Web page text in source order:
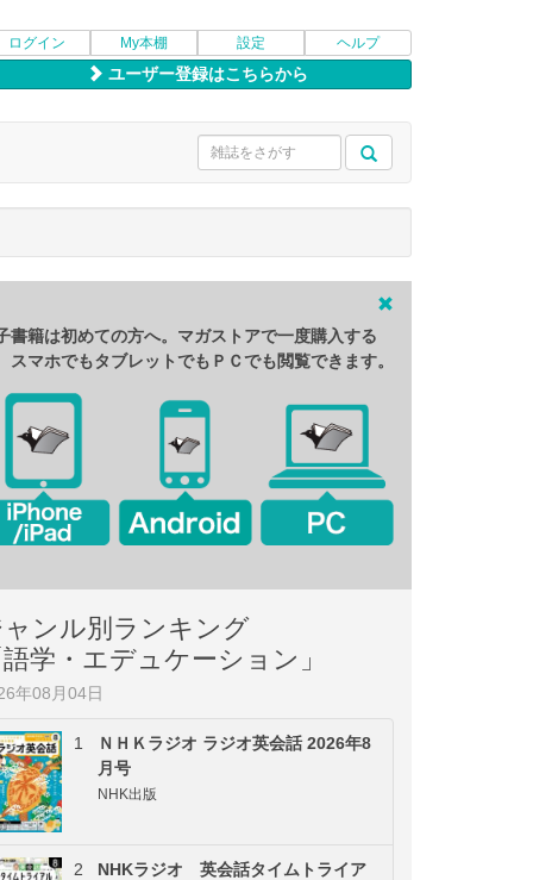
ログイン My本棚 設定 ヘルプ
ユーザー登録はこちらから
書籍は初めての方へ。マガストアで一度購入する
スマホでもタブレットでもＰＣでも閲覧できます。
ンル別ランキング
学・エデュケーション」
年08月04日
1
ＮＨＫラジオ ラジオ英会話 2026年8
月号
NHK出版
2
NHKラジオ 英会話タイムトライア